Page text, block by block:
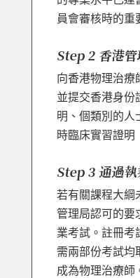
員會審核時的重
Step 2 香港管
向香港物理治療
並提交香港身份
明、個類別的人
時臨床實習證明
Step 3 通過執
若有關課程大綱
管理局認可的要
業考試。註冊考
需兩部份考試均
成為物理治療師